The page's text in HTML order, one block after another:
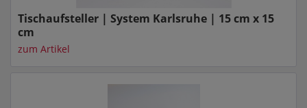
Tischaufsteller | System Karlsruhe | 15 cm x 15
cm
zum Artikel